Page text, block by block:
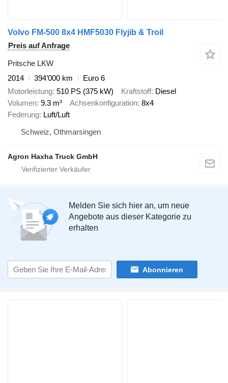
Volvo FM-500 8x4 HMF5030 Flyjib & Troil
Preis auf Anfrage
Pritsche LKW
2014
394’000 km
Euro 6
Motorleistung 510 PS (375 kW) Kraftstoff Diesel
Volumen 9.3 m³ Achsenkonfiguration 8x4
Federung Luft/Luft
Schweiz, Othmarsingen
Agron Haxha Truck GmbH
Melden Sie sich hier an, um neue
Angebote aus dieser Kategorie zu
erhalten
Abonnieren